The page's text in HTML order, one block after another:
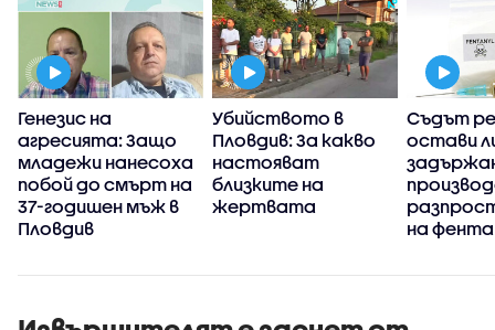
Генезис на
агресията: Защо
младежи нанесоха
побой до смърт на
37-годишен мъж в
Пловдив
Убийството в
Пловдив: За какво
настояват
близките на
жертвата
Съдът
остави
на